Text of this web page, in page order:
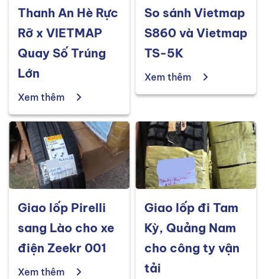
Thanh An Hè Rực
Rỡ x VIETMAP
Quay Số Trúng
Lớn
Xem thêm
So sánh Vietmap
S860 và Vietmap
TS-5K
Xem thêm
Giao lốp Pirelli
sang Lào cho xe
điện Zeekr 001
Xem thêm
Giao lốp đi Tam
Kỳ, Quảng Nam
cho công ty vận
tải